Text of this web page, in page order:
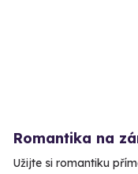
Romantika na
Užijte si romantiku